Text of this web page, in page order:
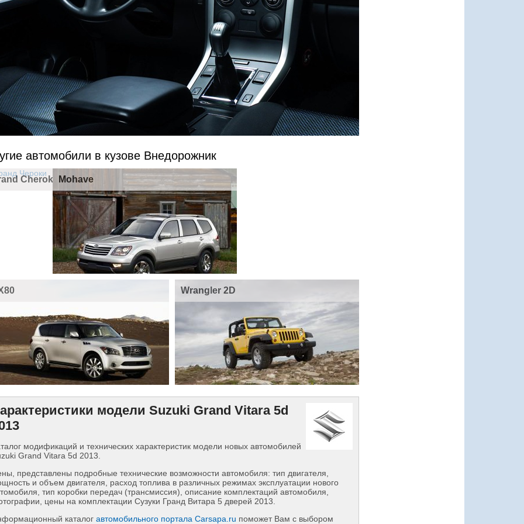
автомобили в кузове Внедорожник
CherokeeMohave
Wrangler 2D
модели Suzuki Grand Vitara 5d
модификаций и технических характеристик модели новых автомобилей
Grand Vitara 5d 2013.
представлены подробные технические возможности автомобиля: тип двигателя,
и объем двигателя, расход топлива в различных режимах эксплуатации нового
тип коробки передач (трансмиссия), описание комплектаций автомобиля,
цены на комплектации Сузуки Гранд Витара 5 дверей 2013.
каталог автомобильного портала Carsapa.ru поможет Вам с выбором